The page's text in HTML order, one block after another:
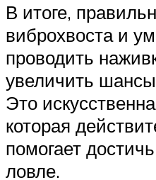
В итоге,
виброхвоста и
проводить
увеличить
Это
которая
помогает
ловле.